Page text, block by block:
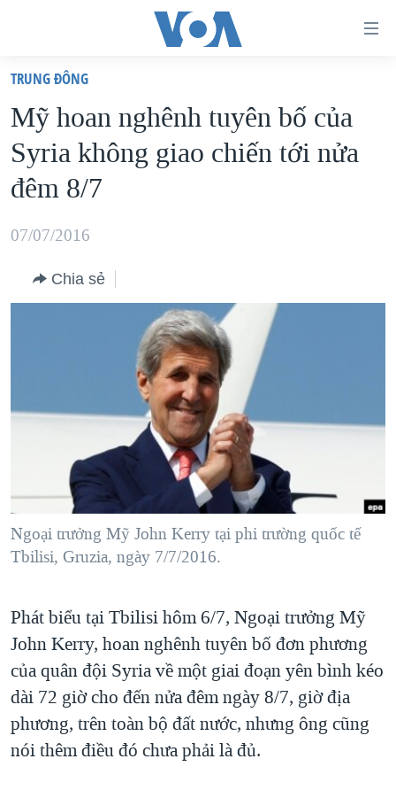
truy
cập
Tới
nội
chính
"Tìm"
VIỆT NAM
HOA KỲ
BIỂN ĐÔNG
THẾ GIỚI
DIỄN ĐÀN
VẠCH TRẦN TIN GIẢ
NGƯỜI VIỆT HẢI NGOẠI
KINH TẾ
KHOA HỌC
SỨC KHOẺ
THỂ THAO
GIÁO DỤC
CHIẾN TRANH THƯƠNG MẠI CỦA MỸ: QUÁ KHỨ VÀ HIỆN
HÀNH TRÌNH BẦU CỬ 2024
MỘT NĂM CHIẾN TRANH TẠI DẢI GAZA
GIẢI MÃ VÀNH ĐAI & CON ĐƯỜNG
NGÀY TỊ NẠN THẾ GIỚI
TRỊNH VĨNH BÌNH - NGƯỜI HẠ 'BÊN THẮNG CUỘC'
CHI PHÍ CHIẾN TRANH AFGHANISTAN
CÁC GIÁ TRỊ CỘNG HÒA Ở VIỆT NAM
THƯỢNG ĐỈNH TRUMP-KIM TẠI VIỆT NAM
TRỊNH VĨNH BÌNH VS. CHÍNH PHỦ VIỆT NAM
NGƯ DÂN VIỆT VÀ LÀN SÓNG TRỘM HẢI SÂM
VIDEO
MẠNG XÃ HỘI
TRUNG ÐÔNG
Mỹ hoan nghênh tuyên bố của
Syria không giao chiến tới nửa
đêm 8/7
07/07/2016
Chia sẻ
Ngoại trưởng Mỹ John Kerry tại phi trường quốc tế
Tbilisi, Gruzia, ngày 7/7/2016.
Phát biểu tại Tbilisi hôm 6/7, Ngoại trưởng Mỹ
John Kerry, hoan nghênh tuyên bố đơn phương
của quân đội Syria về một giai đoạn yên bình kéo
dài 72 giờ cho đến nửa đêm ngày 8/7, giờ địa
phương, trên toàn bộ đất nước, nhưng ông cũng
nói thêm điều đó chưa phải là đủ.